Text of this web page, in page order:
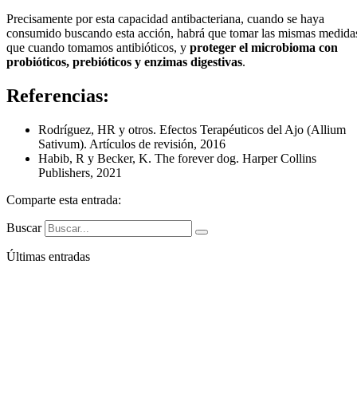
Precisamente por esta capacidad antibacteriana, cuando se haya
consumido buscando esta acción, habrá que tomar las mismas
que cuando tomamos antibióticos, y proteger el microbioma con
probióticos, prebióticos y enzimas digestivas.
Referencias:
Rodríguez, HR y otros. Efectos Terapéuticos del Ajo (Allium
Sativum). Artículos de revisión, 2016
Habib, R y Becker, K. The forever dog. Harper Collins
Publishers, 2021
Comparte esta entrada:
Buscar
Últimas entradas